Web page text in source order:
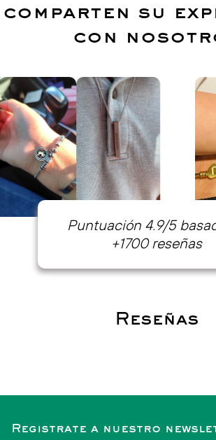
comparten su
con
Puntuación 4.9/5
+1700 reseñas
Reseñas
Registrate a nuestro